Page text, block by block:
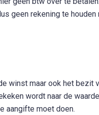
geen rekening te
winst maar ook het bezit
wordt naar de
aangifte moet doen.